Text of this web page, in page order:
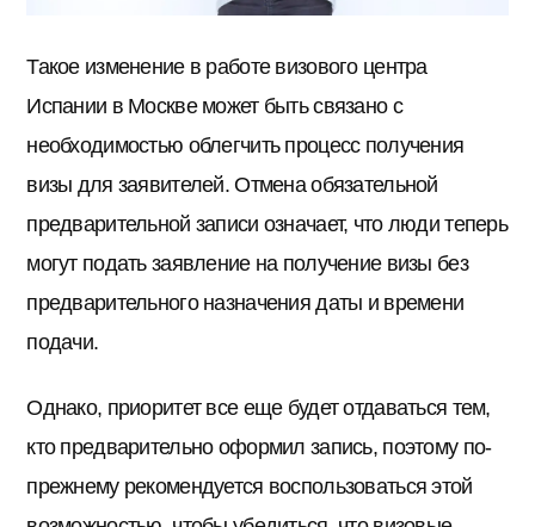
Такое изменение в работе визового центра
Испании в Москве может быть связано с
необходимостью облегчить процесс получения
визы для заявителей. Отмена обязательной
предварительной записи означает, что люди теперь
могут подать заявление на получение визы без
предварительного назначения даты и времени
подачи.
Однако, приоритет все еще будет отдаваться тем,
кто предварительно оформил запись, поэтому по-
прежнему рекомендуется воспользоваться этой